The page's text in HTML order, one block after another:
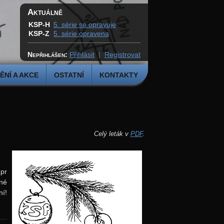
A AKCE OSTATNÍ KONTAKTY
Aktuálně
KSP-H 5. série se opravuje
KSP-Z 5. série opravena
Nepřihlášen: Přihlásit | Registrovat
Celý leták v PDF.